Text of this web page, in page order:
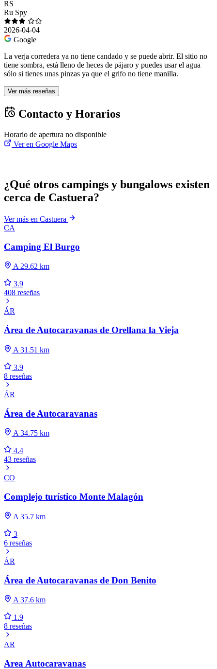
RS
Ru Spy
2026-04-04
Google
La verja corredera ya no tiene candado y se puede abrir. El sitio no
tiene sombra, está lleno de heces de pájaro y puedes usar el agua
sólo si tienes unas pinzas ya que el grifo no tiene manilla.
Ver más reseñas
Contacto y Horarios
Horario de apertura no disponible
Ver en Google Maps
¿Qué otros campings y bungalows existen
cerca de Castuera?
Ver más en Castuera
CA
Camping El Burgo
A 29.62 km
3.9
408 reseñas
ÁR
Área de Autocaravanas de Orellana la Vieja
A 31.51 km
3.9
8 reseñas
ÁR
Área de Autocaravanas
A 34.75 km
4.4
43 reseñas
CO
Complejo turístico Monte Malagón
A 35.7 km
3
6 reseñas
ÁR
Área de Autocaravanas de Don Benito
A 37.6 km
1.9
8 reseñas
AR
Area Autocaravanas